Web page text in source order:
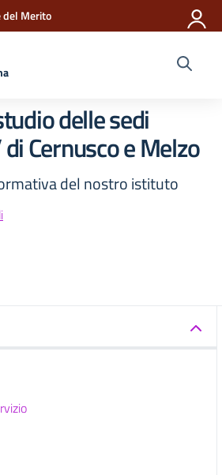
Merito
delle sedi
Cernusco e Melzo
del nostro istituto